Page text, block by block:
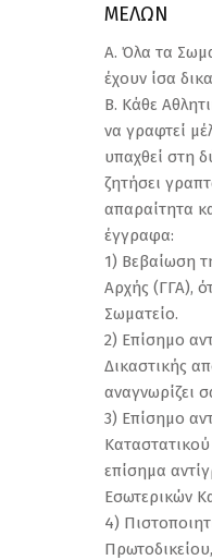
ΜΕΛΩΝ
Α. Όλα τα
έχουν ίσα
Β. Κάθε
να γραφτεί
υπαχθεί στη
ζητήσει
απαραίτητα
έγγραφα:
1) Βεβαίωση
Αρχής (ΓΓΑ),
Σωματείο.
2) Επίσημο
Δικαστικής
αναγνωρίζει
3) Επίσημο
επίσημα
Εσωτερικών
4)